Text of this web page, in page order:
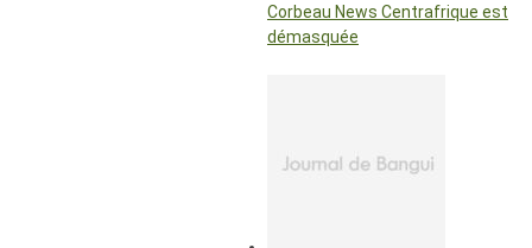
Corbeau News Centrafrique est
démasquée